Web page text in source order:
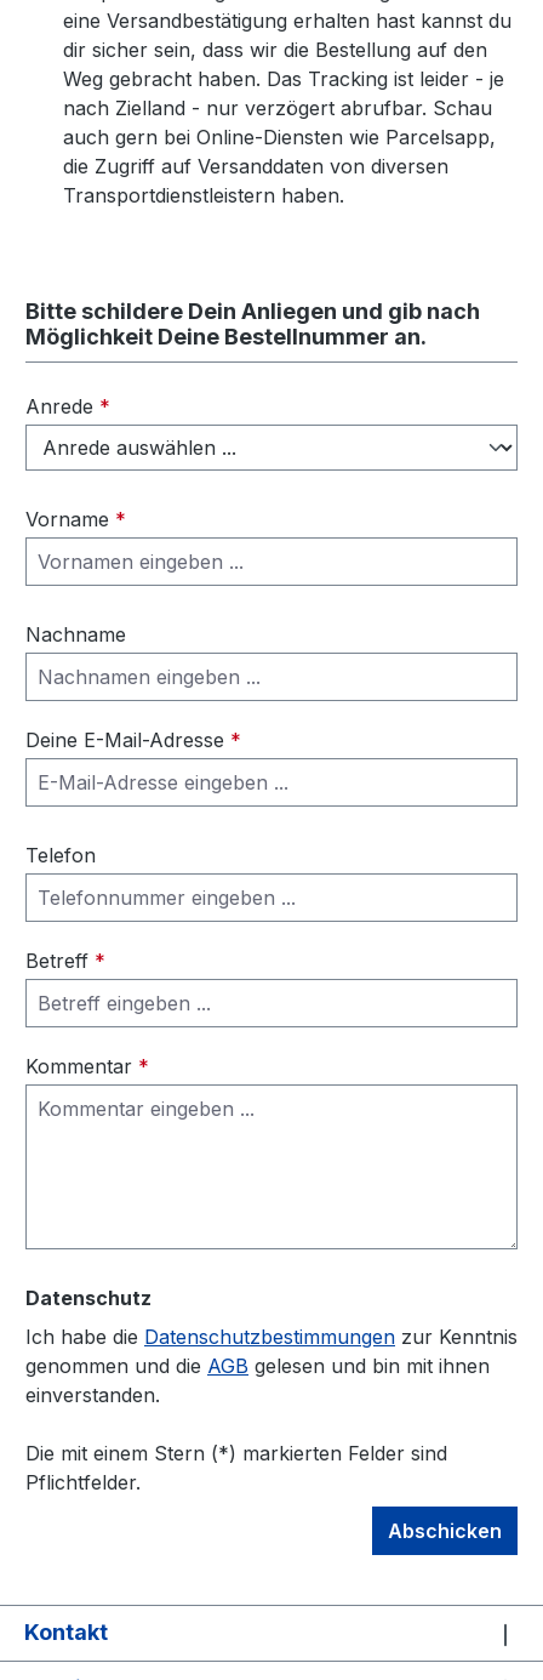
eine Versandbestätigung erhalten hast kannst du
dir sicher sein, dass wir die Bestellung auf den
Weg gebracht haben. Das Tracking ist leider - je
nach Zielland - nur verzögert abrufbar. Schau
auch gern bei Online-Diensten wie Parcelsapp,
die Zugriff auf Versanddaten von diversen
Transportdienstleistern haben.
Bitte schildere Dein Anliegen und gib nach
Möglichkeit Deine Bestellnummer an.
Anrede *
Vorname *
Nachname
Deine E-Mail-Adresse *
Telefon
Betreff *
Kommentar *
Datenschutz
Ich habe die Datenschutzbestimmungen zur Kenntnis
genommen und die AGB gelesen und bin mit ihnen
einverstanden.
Die mit einem Stern (*) markierten Felder sind
Pflichtfelder.
Abschicken
Kontakt